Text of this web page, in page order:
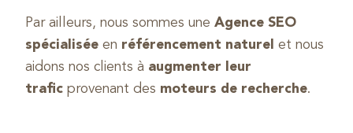
Par ailleurs, nous sommes une Agence SEO
spécialisée en référencement naturel et nous
aidons nos clients à augmenter leur
trafic provenant des moteurs de recherche.